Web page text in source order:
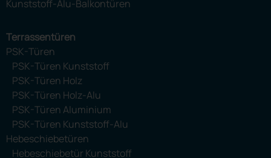
Kunststoff-Alu-Balkontüren
Terrassentüren
PSK-Türen
PSK-Türen Kunststoff
PSK-Türen Holz
PSK-Türen Holz-Alu
PSK-Türen Aluminium
PSK-Türen Kunststoff-Alu
Hebeschiebetüren
Hebeschiebetür Kunststoff